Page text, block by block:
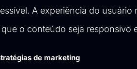
A experiência do
o conteúdo seja responsivo
de marketing